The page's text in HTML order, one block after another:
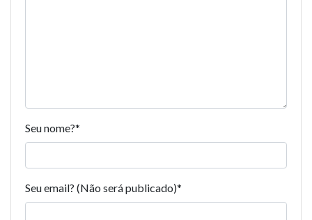
Seu nome?*
Seu email? (Não será publicado)*